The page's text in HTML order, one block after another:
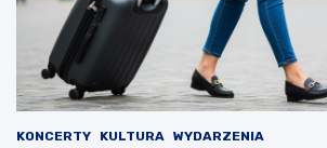
KONCERTY KULTURA WYDARZENIA